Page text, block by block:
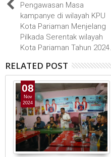
Pengawasan Masa
kampanye di wilayah KPU
Kota Pariaman Menjelang
Pilkada Serentak wilayah
Kota Pariaman Tahun 2024.
RELATED POST
08
Nov
2024